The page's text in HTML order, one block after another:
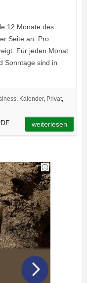
12 Monate des
Seite an. Pro
Für jeden Monat
Sonntage sind in
, Kalender, Privat,
weiterlesen